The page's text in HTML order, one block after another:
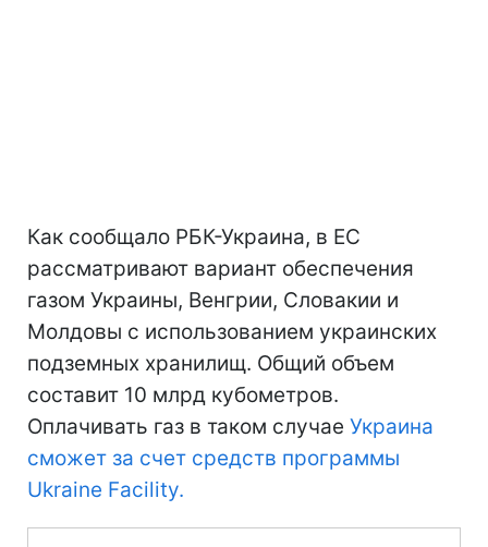
Как сообщало РБК-Украина, в ЕС
рассматривают вариант обеспечения
газом Украины, Венгрии, Словакии и
Молдовы с использованием украинских
подземных хранилищ. Общий объем
составит 10 млрд кубометров.
Оплачивать газ в таком случае Украина
сможет за счет средств программы
Ukraine Facility.